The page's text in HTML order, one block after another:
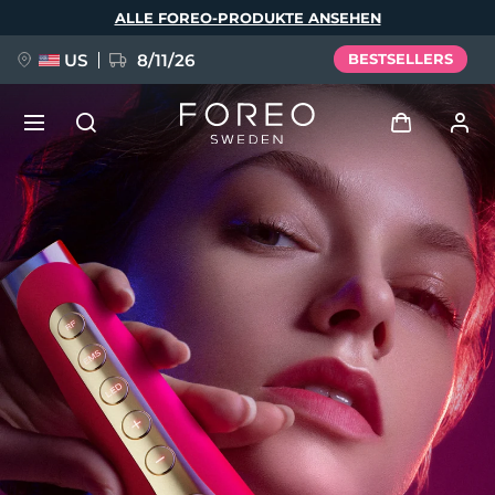
ALLE FOREO-PRODUKTE ANSEHEN
US 8/11/26 BESTSELLERS
Anmelden
Benutzerkonto
Meine Geräte
Meine Bestellungen
Meine Adressen
Meine Abonnements
NEU
FAQ™ Pure Beauty-Tech Elixir
BREAKING NEWS
issa™ Teeth Whitening Set
Sprache
English Deutsch
Español
Français
Italiano
Português
Polski
Svenska
Русский
Türkçe
简体中文 繁體中文